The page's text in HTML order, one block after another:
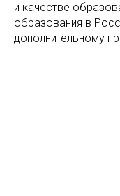
и качестве
образования в
дополнительному